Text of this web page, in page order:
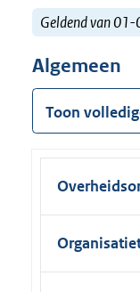
Geldend van
Algemeen
Toon